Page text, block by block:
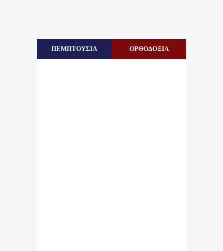
ΠΕΜΠΤΟΥΣΙΑ ΟΡΘΟΔΟΞΙΑ